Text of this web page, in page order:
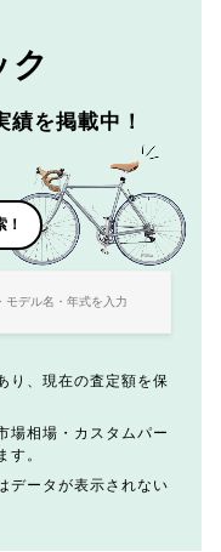
ク
績を掲載中！
り、現在の査定額を保
場相場・カスタムパー
す。
データが表示されない